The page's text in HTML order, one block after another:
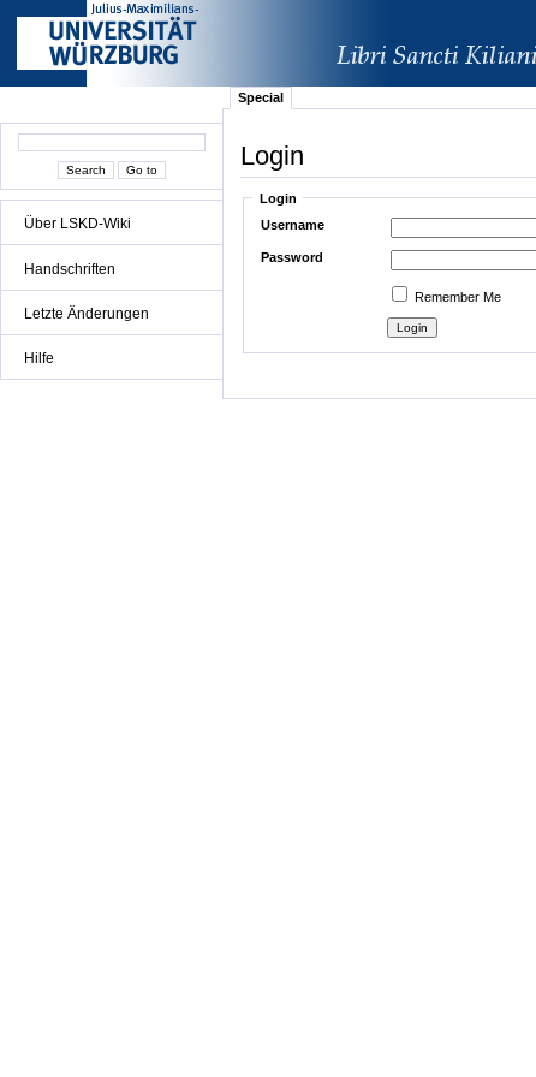
Über LSKD-Wiki
Handschriften
Letzte Änderungen
Hilfe
Special
Login
Login
Username
Password
Remember Me